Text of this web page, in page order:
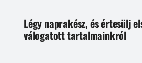
Légy naprakész, és értesülj
válogatott tartalmainkról